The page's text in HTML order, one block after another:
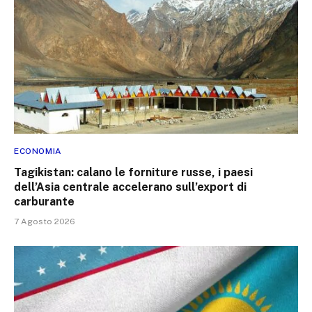
ECONOMIA
Tagikistan: calano le forniture russe, i paesi
dell’Asia centrale accelerano sull’export di
carburante
7 Agosto 2026